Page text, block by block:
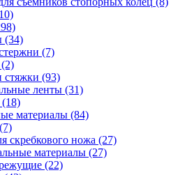
(34)
(7)
(2)
стяжки (93)
ленты (31)
(18)
материалы (84)
(7)
скребкового ножа (27)
материалы (27)
(22)